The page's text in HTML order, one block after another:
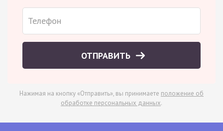
ОТПРАВИТЬ
Нажимая на кнопку «Отправить», вы принимаете положение об
обработке персональных данных.